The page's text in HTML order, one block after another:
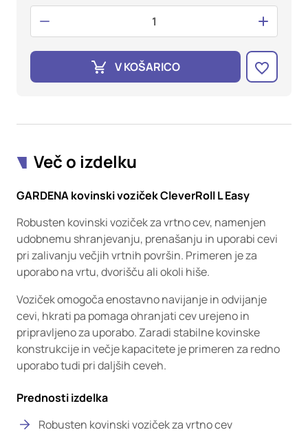
V KOŠARICO
Več o izdelku
GARDENA kovinski voziček CleverRoll L Easy
Robusten kovinski voziček za vrtno cev, namenjen
udobnemu shranjevanju, prenašanju in uporabi cevi
pri zalivanju večjih vrtnih površin. Primeren je za
uporabo na vrtu, dvorišču ali okoli hiše.
Voziček omogoča enostavno navijanje in odvijanje
cevi, hkrati pa pomaga ohranjati cev urejeno in
pripravljeno za uporabo. Zaradi stabilne kovinske
konstrukcije in večje kapacitete je primeren za redno
uporabo tudi pri daljših ceveh.
Prednosti izdelka
Robusten kovinski voziček za vrtno cev
vaših interesov, ki ga nato uporabijo za prikazovanje ustreznih
zavrnete uporabo teh piškotkov, ne boste deležni našega
ciljnega spletnega oglaševanja.